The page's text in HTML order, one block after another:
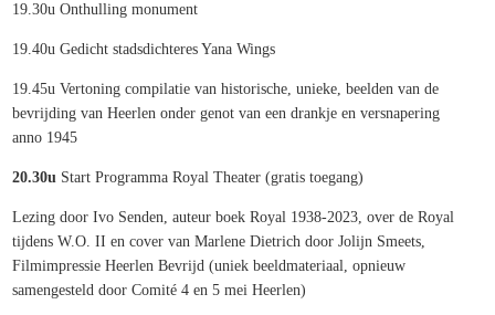
19.30u Onthulling monument
19.40u Gedicht stadsdichteres Yana Wings
19.45u Vertoning compilatie van historische, unieke, beelden van de
bevrijding van Heerlen onder genot van een drankje en versnapering
anno 1945
20.30u Start Programma Royal Theater (gratis toegang)
Lezing door Ivo Senden, auteur boek Royal 1938-2023, over de Royal
tijdens W.O. II en cover van Marlene Dietrich door Jolijn Smeets,
Filmimpressie Heerlen Bevrijd (uniek beeldmateriaal, opnieuw
samengesteld door Comité 4 en 5 mei Heerlen)